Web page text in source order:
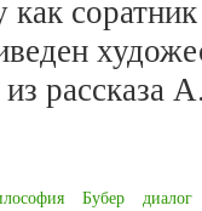
Бубер диалог